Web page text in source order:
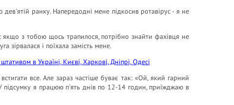
ранку. Напередодні мене підкосив ротавірус - я не
якщо з тобою щось трапилося, потрібно знайти фахівця не
зірвалася і поїхала замість мене.
все. Але зараз частіше буває так: «Ой, який гарний
підсумку я працюю п'ять днів по 12-14 годин, приїжджаю в